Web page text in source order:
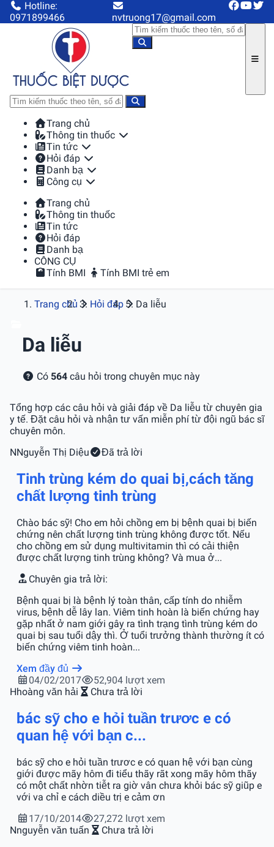
Hotline:
0971899466
nvtruong17@gmail.com
Trang chủ
Thông tin thuốc
Tin tức
Hỏi đáp
Danh bạ
Công cụ
Trang chủ
Thông tin thuốc
Tin tức
Hỏi đáp
Danh bạ
CÔNG CỤ
Tính BMI
Tính BMI trẻ em
Trang chủ Hỏi đáp Da liễu
Da liễu
Có 564 câu hỏi trong chuyên mục này
Tổng hợp các câu hỏi và giải đáp về Da liễu từ chuyên gia
y tế. Đặt câu hỏi và nhận tư vấn miễn phí từ đội ngũ bác sĩ
chuyên môn.
NNguyễn Thị Diệu Đã trả lời
Tinh trùng kém do quai bị,cách tăng
chất lượng tinh trùng
Chào bác sỹ! Cho em hỏi chồng em bị bệnh quai bị biến
chứng nên chất lượng tinh trùng không được tốt. Nếu
cho chồng em sử dụng multivitamin thì có cải thiện
được chất lượng tinh trùng không? Và mua ở...
Chuyên gia trả lời:
Bệnh quai bị là bệnh lý toàn thân, cấp tính do nhiễm
virus, bệnh dễ lây lan. Viêm tinh hoàn là biến chứng hay
gặp nhất ở nam giới gây ra tình trạng tình trùng kém do
quai bị sau tuổi dậy thì. Ở tuổi trưởng thành thường ít có
biến chứng viêm tinh hoàn...
Xem đầy đủ
04/02/2017
52,904 lượt xem
Hhoàng văn hải Chưa trả lời
bác sỹ cho e hỏi tuần trươc e có
quan hệ với bạn c...
bác sỹ cho e hỏi tuần trươc e có quan hệ với bạn cùng
giới được mãy hôm đi tiểu thãy rãt xong mãy hôm thãy
có một chất nhờn tiễt ra giờ vân chưa khỏi bác sỹ giũp e
với va chỉ e cách diều trị e cảm ơn
17/10/2014
27,272 lượt xem
Nnguyễn văn tuấn Chưa trả lời